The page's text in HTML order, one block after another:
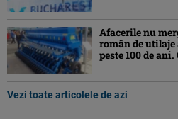
Afacerile nu
român de utilaje
peste 100 de
Vezi toate articolele de azi